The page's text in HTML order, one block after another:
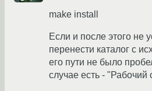
make install
Если и после этого не
перенести каталог с
его пути не было
случае есть - "Рабочий